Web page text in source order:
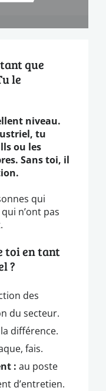
que
le
niveau.
tu
ou les
Sans toi, il
qui
n’ont pas
toi en tant
?
des
du secteur.
différence.
fais.
: au poste
d’entretien.